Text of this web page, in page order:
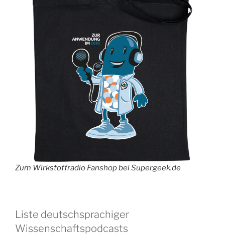
Zum Wirkstoffradio Fanshop bei Supergeek.de
Liste deutschsprachiger
Wissenschaftspodcasts